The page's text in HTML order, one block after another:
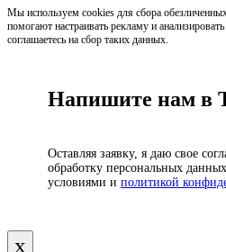
Мы используем cookies для сбора
помогают настраивать рекламу и
соглашаетесь на сбор таких данных.
Напишите нам в
Оставляя заявку, я даю свое
обработку персональных
условиями и политикой
х